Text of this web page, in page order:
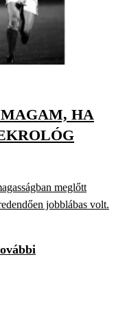
HA
meglőtt
jobblábas volt.